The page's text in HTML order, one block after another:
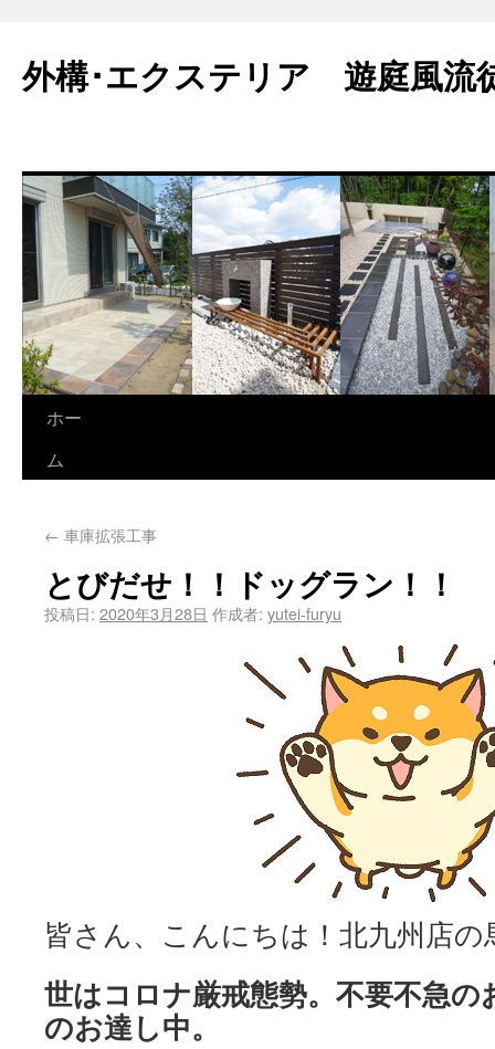
外構･エクステリア 遊庭風流
ホー
ム
← 車庫拡張工事
とびだせ！！ドッグラン！！
投稿日: 2020年3月28日 作成者: yutei-furyu
皆さん、こんにちは！北九州店の
世はコロナ厳戒態勢。不要不急
のお達し中。